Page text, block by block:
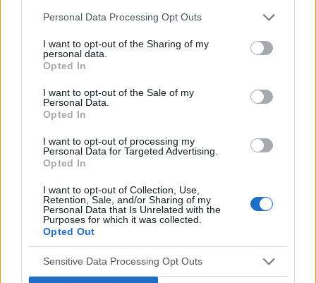
Personal Data Processing Opt Outs
I want to opt-out of the Sharing of my
personal data.
Opted In
I want to opt-out of the Sale of my
Personal Data.
Opted In
I want to opt-out of processing my
Personal Data for Targeted Advertising.
Opted In
I want to opt-out of Collection, Use,
Retention, Sale, and/or Sharing of my
Personal Data that Is Unrelated with the
Purposes for which it was collected.
Opted Out
Sensitive Data Processing Opt Outs
godzu
Witam, z moim psychiatrą z przyczyn niewiadomych
od kilku dni nie ma kontaktu, z tego powodu jestem
rozmawialiśmy o odstawianiu medikinetu na rzecz
elvans...
kasiacichocka11@wp.pl
Forum:
Problem z badaniami i autystycznego nastolatka